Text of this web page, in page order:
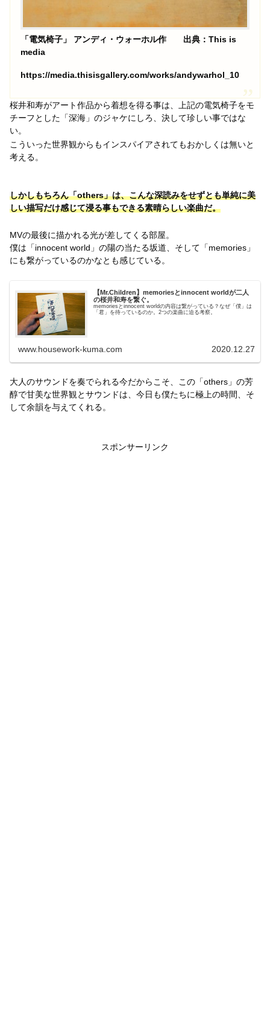
「電気椅子」 アンディ・ウォーホル作 出典：This is
media
https://media.thisisgallery.com/works/andywarhol_10
桜井和寿がアート作品から着想を得る事は、上記の電気椅子をモ
チーフとした「深海」のジャケにしろ、決して珍しい事ではな
い。
こういった世界観からもインスパイアされてもおかしくは無いと
考える。
しかしもちろん「others」は、こんな深読みをせずとも単純に美
しい描写だけ感じて浸る事もできる素晴らしい楽曲だ。
MVの最後に描かれる光が差してくる部屋。
僕は「innocent world」の陽の当たる坂道、そして「memories」
にも繋がっているのかなとも感じている。
【Mr.Children】memoriesとinnocent worldが二人
の桜井和寿を繋ぐ。
memoriesとinnocent worldの内容は繋がっている？なぜ「僕」は
「君」を待っているのか。2つの楽曲に迫る考察。
www.housework-kuma.com 2020.12.27
大人のサウンドを奏でられる今だからこそ、この「others」の芳
醇で甘美な世界観とサウンドは、今日も僕たちに極上の時間、そ
して余韻を与えてくれる。
スポンサーリンク